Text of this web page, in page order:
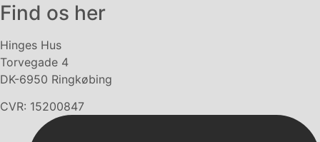
Find os her
Hinges Hus
Torvegade 4
DK-6950 Ringkøbing
CVR: 15200847